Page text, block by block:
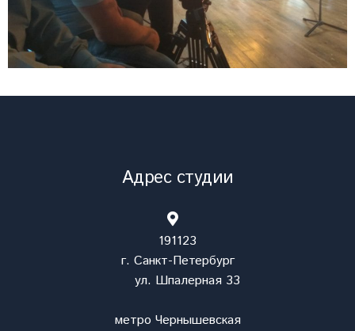
Адрес студии
191123
г. Санкт-Петербург
ул. Шпалерная 33
метро Чернышевская